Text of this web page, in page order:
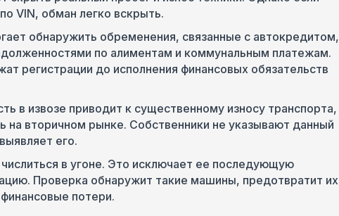
VIN, обман легко вскрыть.
обнаружить обременения, связанные с автокредитом,
по алиментам и коммунальным платежам.
регистрации до исполнения финансовых обязательств
в извозе приводит к существенному износу транспорта,
на вторичном рынке. Собственники не указывают данный
его.
в угоне. Это исключает ее последующую
Проверка обнаружит такие машины, предотвратит их
потери.